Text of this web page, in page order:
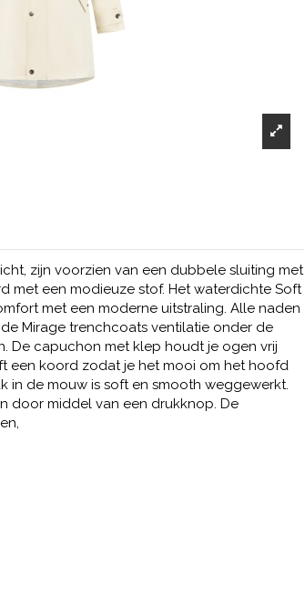
zijn voorzien van een dubbele sluiting met
met een modieuze stof. Het waterdichte Soft
met een moderne uitstraling. Alle naden
Mirage trenchcoats ventilatie onder de
De capuchon met klep houdt je ogen vrij
een koord zodat je het mooi om het hoofd
in de mouw is soft en smooth weggewerkt.
door middel van een drukknop. De